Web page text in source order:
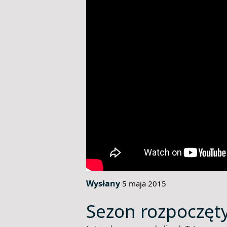
Wysłany 5 maja 2015
Sezon